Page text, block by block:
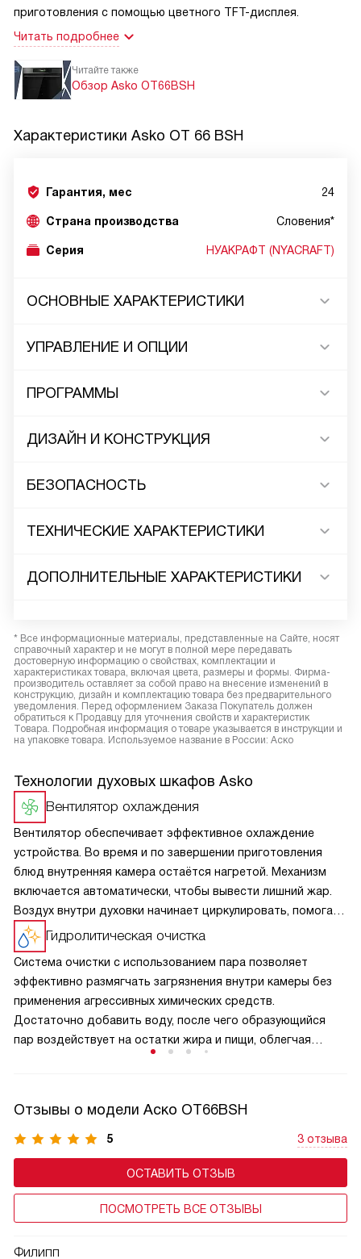
приготовления с помощью цветного TFT-дисплея.
Читать подробнее
Читайте также
Обзор Asko OT66BSH
Характеристики Asko OT 66 BSH
Гарантия, мес 24
Страна производства Словения*
Серия НУАКРАФТ (NYACRAFT)
ОСНОВНЫЕ ХАРАКТЕРИСТИКИ
УПРАВЛЕНИЕ И ОПЦИИ
ПРОГРАММЫ
ДИЗАЙН И КОНСТРУКЦИЯ
БЕЗОПАСНОСТЬ
ТЕХНИЧЕСКИЕ ХАРАКТЕРИСТИКИ
ДОПОЛНИТЕЛЬНЫЕ ХАРАКТЕРИСТИКИ
* Все информационные материалы, представленные на Сайте, носят
справочный характер и не могут в полной мере передавать
достоверную информацию о свойствах, комплектации и
характеристиках товара, включая цвета, размеры и формы. Фирма-
производитель оставляет за собой право на внесение изменений в
конструкцию, дизайн и комплектацию товара без предварительного
уведомления. Перед оформлением Заказа Покупатель должен
обратиться к Продавцу для уточнения свойств и характеристик
Товара. Подробная информация о товаре указывается в инструкции и
на упаковке товара. Используемое название в России: Аско
Технологии духовых шкафов Asko
Вентилятор охлаждения
Вентилятор обеспечивает эффективное охлаждение
устройства. Во время и по завершении приготовления
блюд внутренняя камера остаётся нагретой. Механизм
включается автоматически, чтобы вывести лишний жар.
Воздух внутри духовки начинает циркулировать, помогая
снизить температуру или предотвратить перегревание
системы. Прикасаться к дверце станет достаточно
безопасно, а мебель рядом не повредится.
Гидролитическая очистка
Система очистки с использованием пара позволяет
эффективно размягчать загрязнения внутри камеры без
применения агрессивных химических средств.
Достаточно добавить воду, после чего образующийся
пар воздействует на остатки жира и пищи, облегчая
вид внутреннего пространства на протяжении
длительного срока эксплуатации.
Отзывы о модели Аско OT66BSH
5 3 отзыва
ОСТАВИТЬ ОТЗЫВ
ПОСМОТРЕТЬ ВСЕ ОТЗЫВЫ
Филипп